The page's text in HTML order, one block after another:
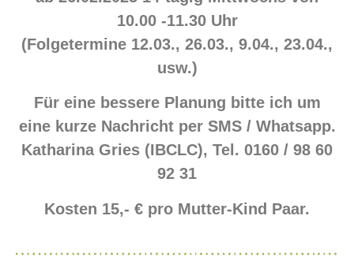
10.00 -11.30 Uhr
(Folgetermine 12.03., 26.03., 9.04., 23.04.,
usw.)
Für eine bessere Planung bitte ich um
eine kurze Nachricht per SMS / Whatsapp.
Katharina Gries (IBCLC), Tel. 0160 / 98 60
92 31
Kosten 15,- € pro Mutter-Kind Paar.